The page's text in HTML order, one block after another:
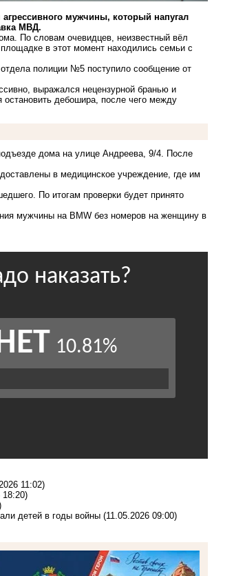
мужчины, который напугал
МВД.
По словам очевидцев, неизвестный вёл
в этот момент находились семьи с
полиции №5 поступило сообщение от
выражался нецензурной бранью и
дебошира, после чего между
дома на улице Андреева, 9/4. После
в медицинское учреждение, где им
По итогам проверки будет принято
мужчины на BMW без номеров на женщину в
11:02)
18:20)
детей в годы войны (11.05.2026 09:00)